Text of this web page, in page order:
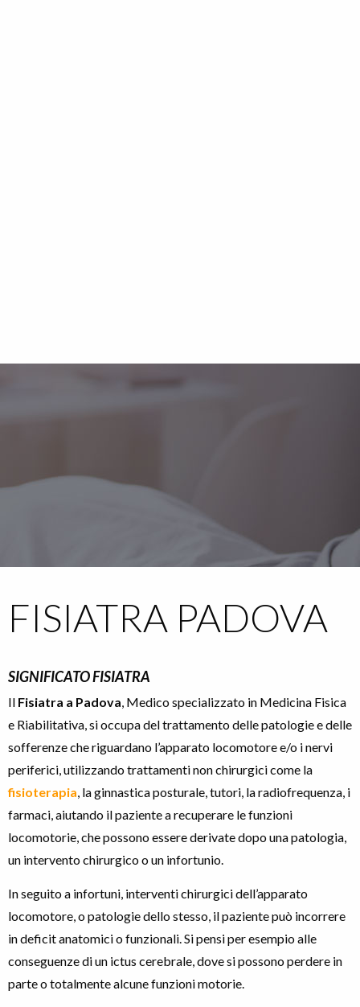
FISIATRA PADOVA
SIGNIFICATO FISIATRA
Il Fisiatra a Padova, Medico specializzato in Medicina Fisica
e Riabilitativa, si occupa del trattamento delle patologie e delle
sofferenze che riguardano l’apparato locomotore e/o i nervi
periferici, utilizzando trattamenti non chirurgici come la
fisioterapia, la ginnastica posturale, tutori, la radiofrequenza, i
farmaci, aiutando il paziente a recuperare le funzioni
locomotorie, che possono essere derivate dopo una patologia,
un intervento chirurgico o un infortunio.
In seguito a infortuni, interventi chirurgici dell’apparato
locomotore, o patologie dello stesso, il paziente può incorrere
in deficit anatomici o funzionali. Si pensi per esempio alle
conseguenze di un ictus cerebrale, dove si possono perdere in
parte o totalmente alcune funzioni motorie.